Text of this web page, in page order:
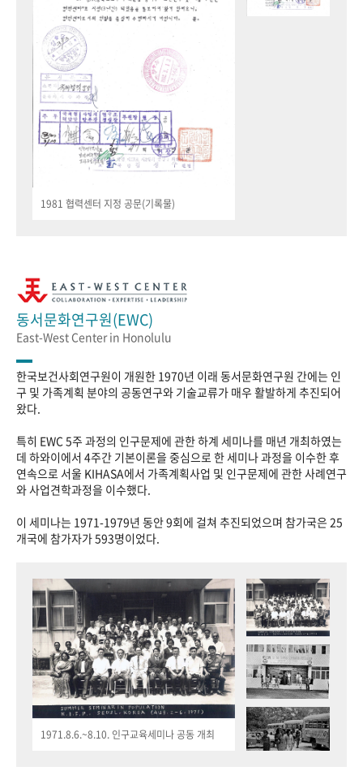
1981 협력센터 지정 공문(기록물)
동서문화연구원(EWC)
East-West Center in Honolulu
한국보건사회연구원이 개원한 1970년 이래 동서문화연구원 간에는 인
구 및 가족계획 분야의 공동연구와 기술교류가 매우 활발하게 추진되어
왔다.
특히 EWC 5주 과정의 인구문제에 관한 하계 세미나를 매년 개최하였는
데 하와이에서 4주간 기본이론을 중심으로 한 세미나 과정을 이수한 후
연속으로 서울 KIHASA에서 가족계획사업 및 인구문제에 관한 사례연구
와 사업견학과정을 이수했다.
이 세미나는 1971-1979년 동안 9회에 걸쳐 추진되었으며 참가국은 25
개국에 참가자가 593명이었다.
1971.8.6.~8.10. 인구교육세미나 공동 개최